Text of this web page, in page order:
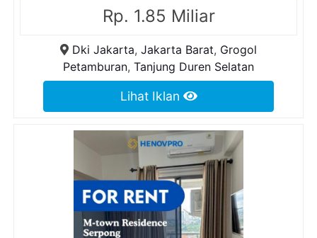
Rp. 1.85 Miliar
Dki Jakarta, Jakarta Barat, Grogol
Petamburan, Tanjung Duren Selatan
Lihat Iklan